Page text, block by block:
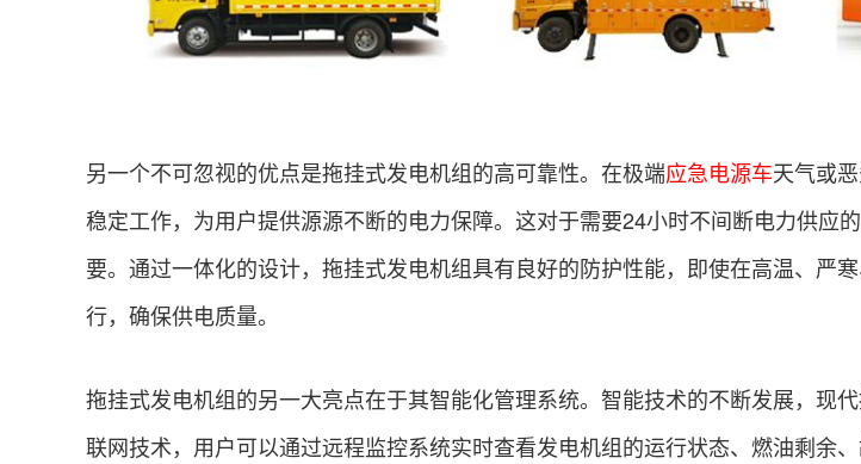
另一个不可忽视的优点是拖挂式发电机组的高可靠性。在极端应急电源车天气或
稳定工作，为用户提供源源不断的电力保障。这对于需要24小时不间断电力供应
要。通过一体化的设计，拖挂式发电机组具有良好的防护性能，即使在高温、严
行，确保供电质量。
拖挂式发电机组的另一大亮点在于其智能化管理系统。智能技术的不断发展，现
联网技术，用户可以通过远程监控系统实时查看发电机组的运行状态、燃油剩余